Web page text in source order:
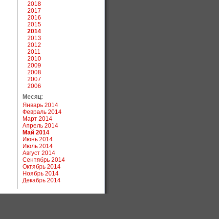
2018
2017
2016
2015
2014
2013
2012
2011
2010
2009
2008
2007
2006
Месяц:
Январь 2014
Февраль 2014
Март 2014
Апрель 2014
Май 2014
Июнь 2014
Июль 2014
Август 2014
Сентябрь 2014
Октябрь 2014
Ноябрь 2014
Декабрь 2014